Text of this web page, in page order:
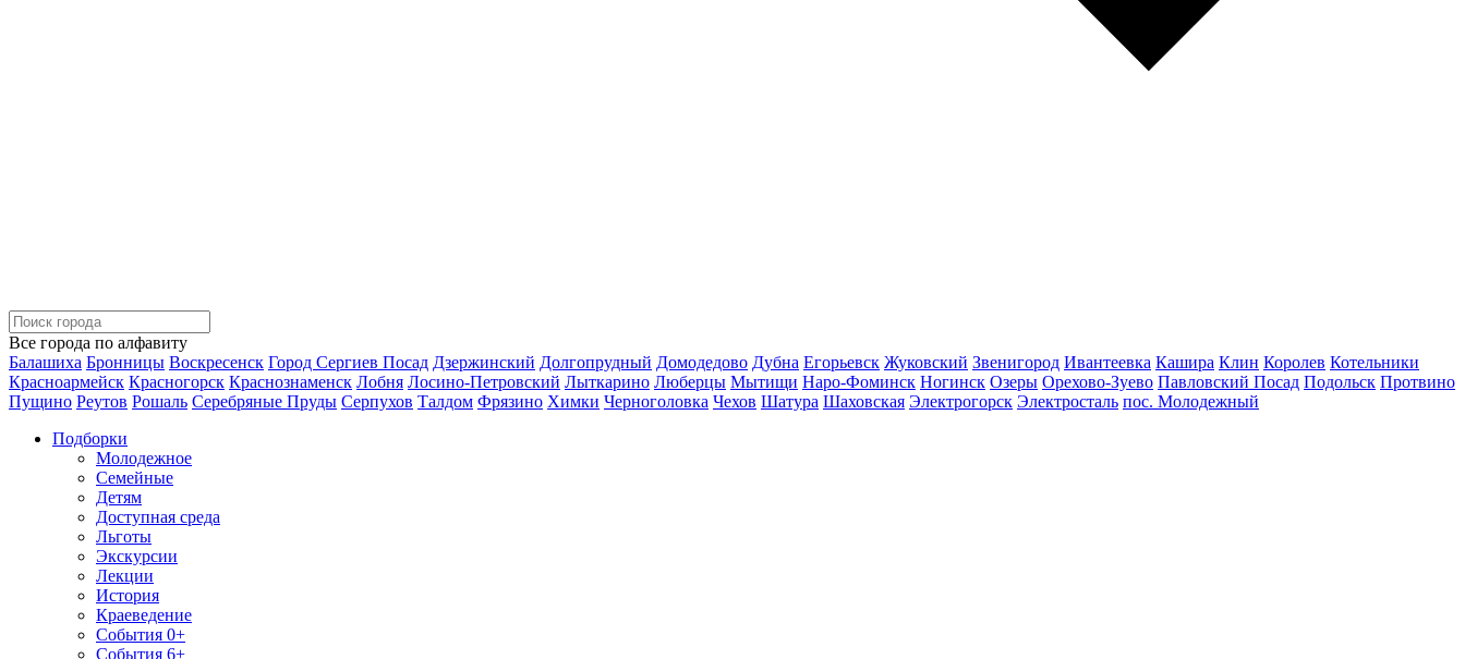
Все города по алфавиту
Балашиха Бронницы Воскресенск Город Сергиев Посад Дзержинский Долгопрудный Домодедово Дубна Егорьевск Жуковский Звенигород Ивантеевка Кашира Клин Королев Котельники
Красноармейск Красногорск Краснознаменск Лобня Лосино-Петровский Лыткарино Люберцы Мытищи Наро-Фоминск Ногинск Озеры Орехово-Зуево Павловский Посад Подольск Протвино
Пущино Реутов Рошаль Серебряные Пруды Серпухов Талдом Фрязино Химки Черноголовка Чехов Шатура Шаховская Электрогорск Электросталь пос. Молодежный
Подборки
Молодежное
Семейные
Детям
Доступная среда
Льготы
Экскурсии
Лекции
История
Краеведение
События 0+
События 6+